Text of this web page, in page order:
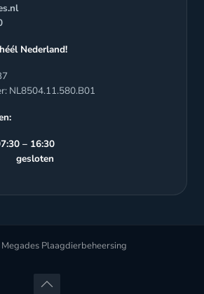
Nederland!
NL8504.11.580.B01
– 16:30
Plaagdierbeheersing